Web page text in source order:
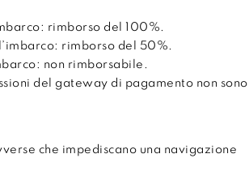
rimborso del 100%.
rimborso del 50%.
non rimborsabile.
del gateway di pagamento non sono
che impediscano una navigazione